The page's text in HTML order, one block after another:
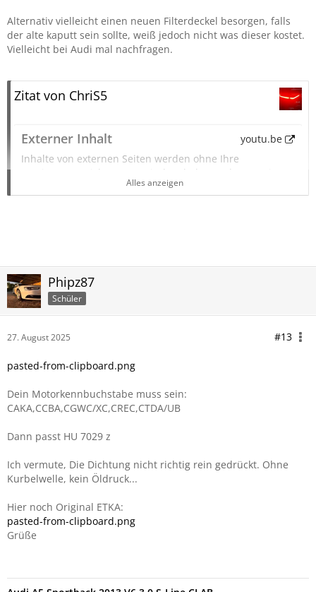
Alternativ vielleicht einen neuen Filterdeckel besorgen, falls
der alte kaputt sein sollte, weiß jedoch nicht was dieser kostet.
Vielleicht bei Audi mal nachfragen.
Zitat von ChriS5
Externer Inhalt
youtu.be
Inhalte von externen Seiten werden ohne Ihre
Zustimmung nicht automatisch geladen und angezeigt.
Alle externen Inhalte anzeigen
Hier sieht man ab Minute 7:50 den Tausch der Dichtungen.
Vielleicht habe ich die flache zu viel eingeölt.
Kann man eigentlich irgendwie Öldruck aufbauen beim S5
Alles anzeigen
Phipz87
Schüler
27. August 2025 #13
pasted-from-clipboard.png
Dein Motorkennbuchstabe muss sein:
CAKA,CCBA,CGWC/XC,CREC,CTDA/UB
Dann passt HU 7029 z
Ich vermute, Die Dichtung nicht richtig rein gedrückt. Ohne
Kurbelwelle, kein Öldruck...
Hier noch Original ETKA:
pasted-from-clipboard.png
Grüße